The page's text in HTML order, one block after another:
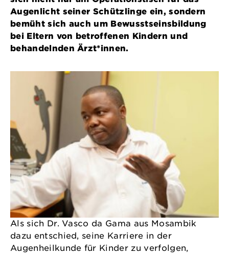
Augenlicht seiner Schützlinge ein, sondern
bemüht sich auch um Bewusstseinsbildung
bei Eltern von betroffenen Kindern und
behandelnden Ärzt*innen.
Als sich Dr. Vasco da Gama aus Mosambik
dazu entschied, seine Karriere in der
Augenheilkunde für Kinder zu verfolgen,